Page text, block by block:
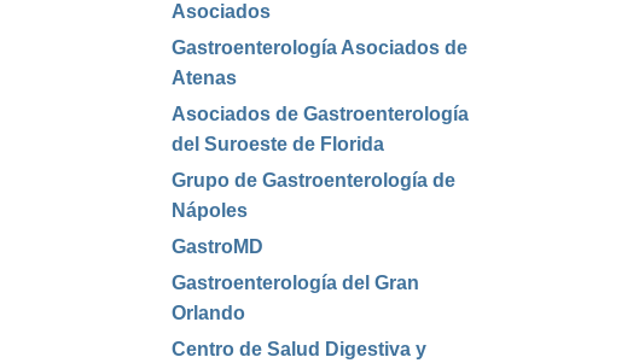
Asociados
Gastroenterología Asociados de
Atenas
Asociados de Gastroenterología
del Suroeste de Florida
Grupo de Gastroenterología de
Nápoles
GastroMD
Gastroenterología del Gran
Orlando
Centro de Salud Digestiva y